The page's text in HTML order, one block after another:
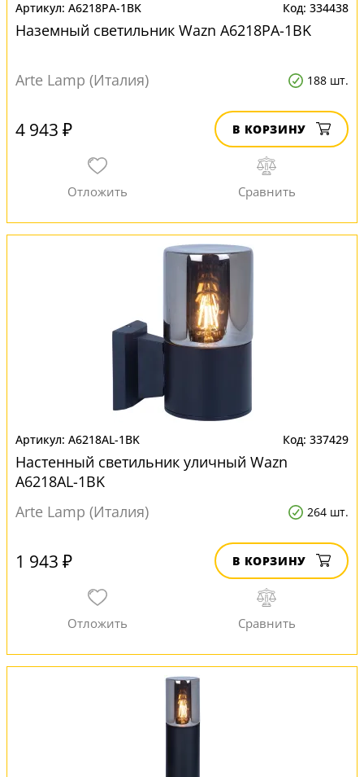
A6218PA-1BK 334438
Наземный светильник Wazn A6218PA-1BK
Arte Lamp (Италия) 188 шт.
4 943 ₽ В КОРЗИНУ
A6218AL-1BK 337429
Настенный светильник уличный Wazn
A6218AL-1BK
Arte Lamp (Италия)
264 шт.
1 943 ₽ В КОРЗИНУ